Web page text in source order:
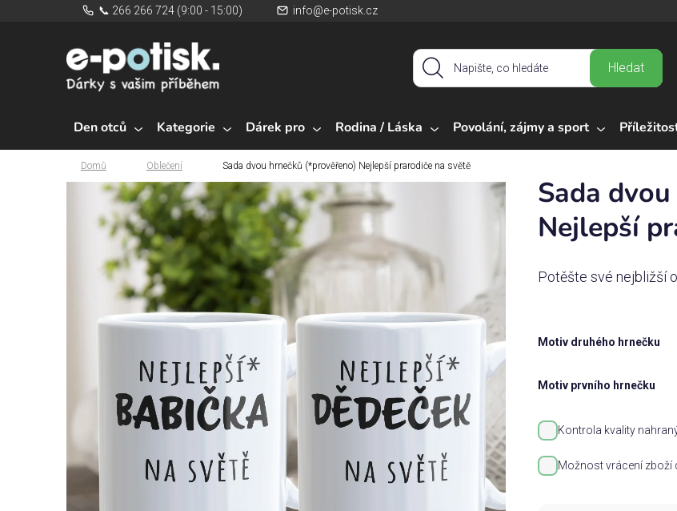
📞 266 266 724 (9:00 - 15:00) info@e-potisk.cz
Hledat
Den otců Kategorie Dárek pro Rodina / Láska Povolání, zájmy a sport
Domů
Domů Oblečení Sada dvou hrnečků (*prověřeno) Nejlepší prarodiče na světě
Sada
Nejlepší
Potěšte své nejbližší
Motiv druhého hrnečku
Motiv prvního hrnečku
Kontrola kvality
Možnost vrácení zboží